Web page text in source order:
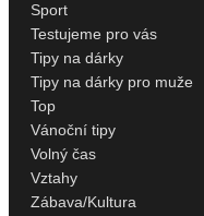
Sport
Testujeme pro vás
Tipy na dárky
Tipy na dárky pro muže
Top
Vánoční tipy
Volný čas
Vztahy
Zábava/Kultura